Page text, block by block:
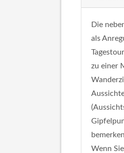
Die
als
zu einer
Wenn